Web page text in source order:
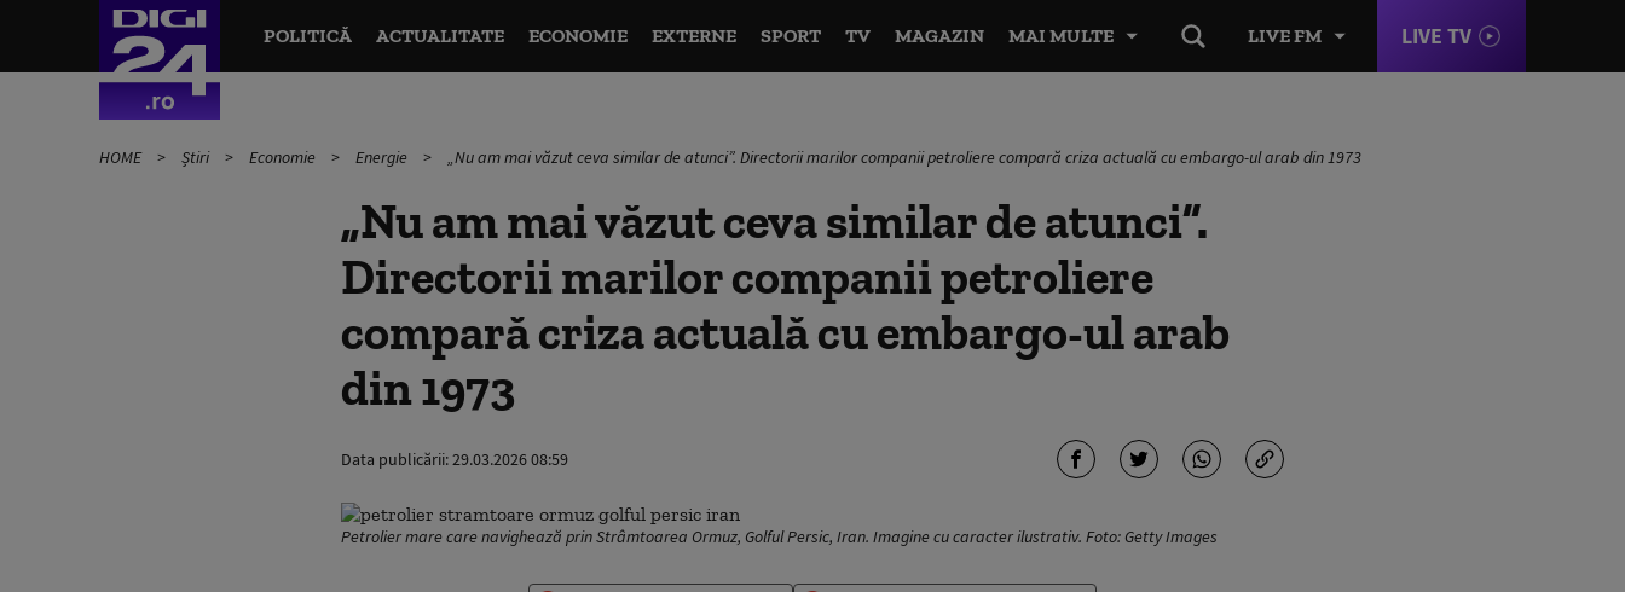
LIVE FM LIVE TV
POLITICĂ ACTUALITATE ECONOMIE EXTERNE SPORT TV MAGAZIN MAI MULTE
HOME Știri Economie Energie „Nu am mai văzut ceva similar de atunci”. Directorii marilor companii petroliere compară criza actuală cu embargo-ul arab din 1973
„Nu am mai văzut ceva similar de atunci”.
Directorii marilor companii petroliere
compară criza actuală cu embargo-ul arab
din 1973
Data publicării:29.03.2026 08:59
Petrolier mare care navighează prin Strâmtoarea Ormuz, Golful Persic, Iran. Imagine cu caracter ilustrativ. Foto: Getty Images